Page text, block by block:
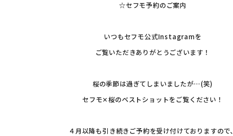
☆セフモ予約のご案内
いつもセフモ公式Instagramを
ご覧いただきありがとうございます！
桜の季節は過ぎてしまいましたが…(笑)
セフモ✕桜のベストショットをご覧ください！
４月以降も引き続きご予約を受け付けておりますので、